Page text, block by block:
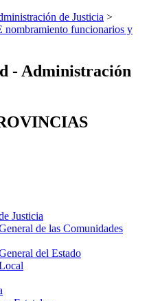
de Justicia >
nombramiento funcionarios y
- Administración
Justicia
de las Comunidades
del Estado